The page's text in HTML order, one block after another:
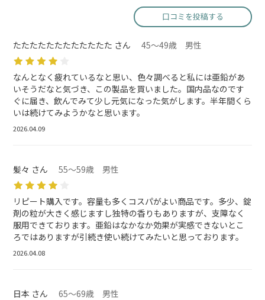
口コミを投稿する
たたたたたたたたたたたた さん 45～49歳 男性
なんとなく疲れているなと思い、色々調べると私には亜鉛があ
いそうだなと気づき、この製品を買いました。国内品なのです
ぐに届き、飲んでみて少し元気になった気がします。半年間くら
いは続けてみようかなと思います。
2026.04.09
髪々 さん 55～59歳 男性
リピート購入です。容量も多くコスパがよい商品です。多少、錠
剤の粒が大きく感じますし独特の香りもありますが、支障なく
服用できております。亜鉛はなかなか効果が実感できないとこ
ろではありますが引続き使い続けてみたいと思っております。
2026.04.08
日本 さん 65～69歳 男性